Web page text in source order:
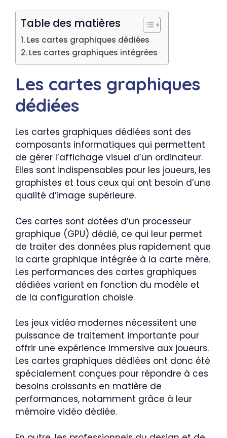
Table des matières
Les cartes graphiques dédiées
Les cartes graphiques intégrées
Les cartes graphiques
dédiées
Les cartes graphiques dédiées sont des
composants informatiques qui permettent
de gérer l’affichage visuel d’un ordinateur.
Elles sont indispensables pour les joueurs, les
graphistes et tous ceux qui ont besoin d’une
qualité d’image supérieure.
Ces cartes sont dotées d’un processeur
graphique (GPU) dédié, ce qui leur permet
de traiter des données plus rapidement que
la carte graphique intégrée à la carte mère.
Les performances des cartes graphiques
dédiées varient en fonction du modèle et
de la configuration choisie.
Les jeux vidéo modernes nécessitent une
puissance de traitement importante pour
offrir une expérience immersive aux joueurs.
Les cartes graphiques dédiées ont donc été
spécialement conçues pour répondre à ces
besoins croissants en matière de
performances, notamment grâce à leur
mémoire vidéo dédiée.